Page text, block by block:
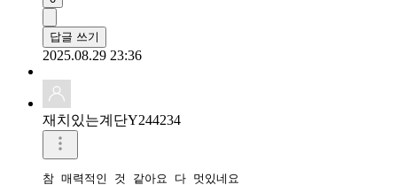
답글 쓰기
2025.08.29 23:36
재치있는계단Y244234